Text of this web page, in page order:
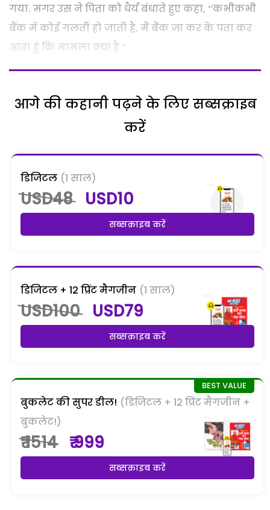
गया. मगर उस ने पिता को धैर्य बंधाते हुए कहा, ‘‘कभीकभी
बैंक में कोई गलती हो जाती है, मैं बैंक जा कर के पता कर
आता हूं कि मामला क्या है.’’
आगे की कहानी पढ़ने के लिए सब्सक्राइब
करें
डिजिटल (1 साल)
USD48 USD10
सब्सक्राइब करें
डिजिटल + 12 प्रिंट मैगजीन (1 साल)
USD100 USD79
सब्सक्राइब करें
बुकलेट की सुपर डील! (डिजिटल + 12 प्रिंट मैगजीन +
बुकलेट!)
₹ 1514 ₹ 999
सब्सक्राइब करें